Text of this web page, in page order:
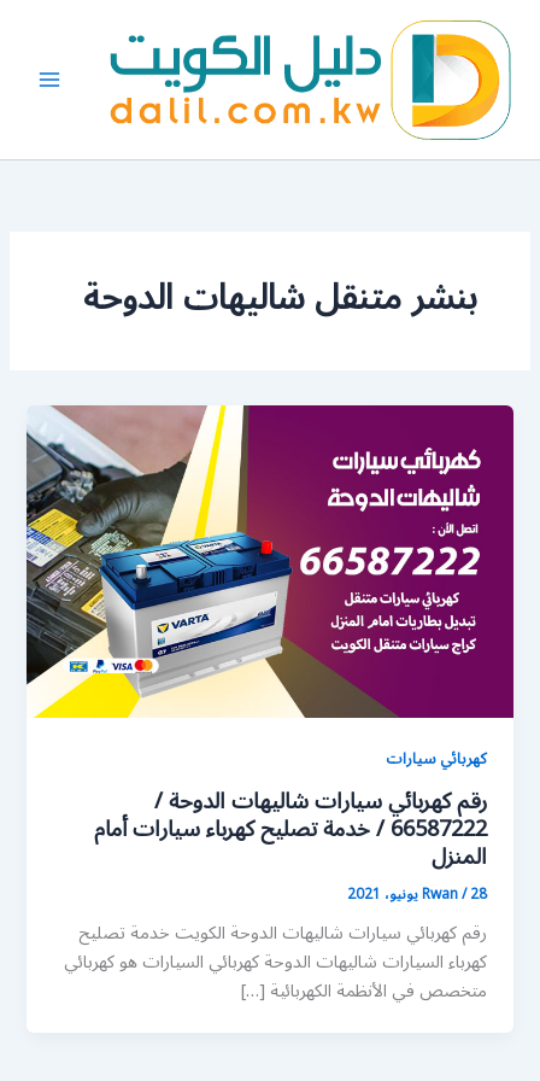
المحتوى
بنشر متنقل شاليهات الدوحة
كهربائي سيارات
رقم كهربائي سيارات شاليهات الدوحة /
66587222 / خدمة تصليح كهرباء سيارات أمام
المنزل
Rwan/28 يونيو، 2021
رقم كهربائي سيارات شاليهات الدوحة الكويت خدمة تصليح
كهرباء السيارات شاليهات الدوحة كهربائي السيارات هو كهربائي
متخصص في الأنظمة الكهربائية […]